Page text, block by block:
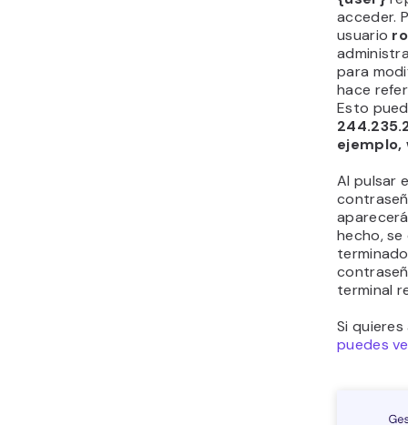
acceder.
usuario
para
hace
Esto
ejemplo,
Al pulsar
hecho,
terminal
Si
puedes